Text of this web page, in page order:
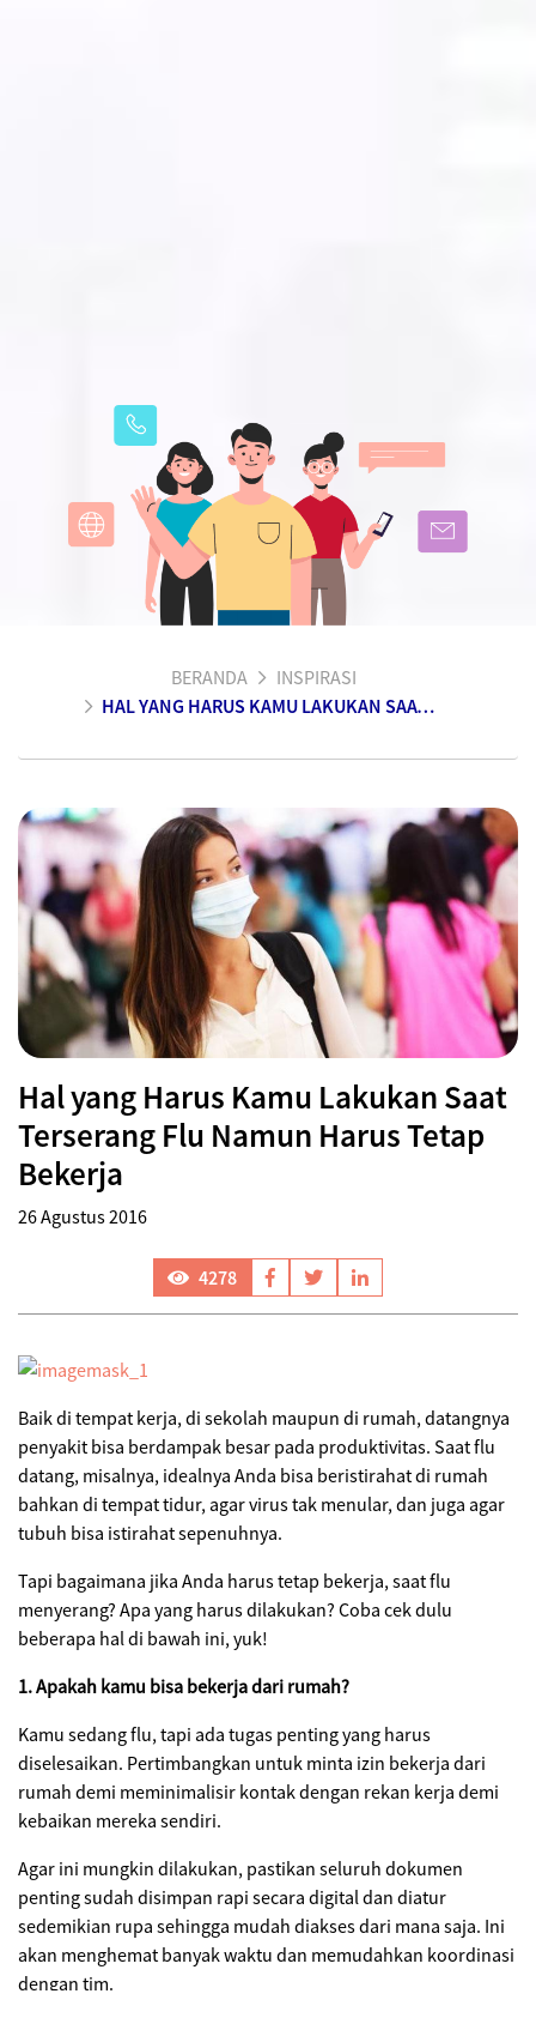
BERANDA
INSPIRASI
HAL YANG HARUS KAMU LAKUKAN SAAT TERSERANG FLU NAMUN HARUS TETAP BEKERJA
Hal yang Harus Kamu Lakukan Saat
Terserang Flu Namun Harus Tetap
Bekerja
26 Agustus 2016
4278
Baik di tempat kerja, di sekolah maupun di rumah, datangnya
penyakit bisa berdampak besar pada produktivitas. Saat flu
datang, misalnya, idealnya Anda bisa beristirahat di rumah
bahkan di tempat tidur, agar virus tak menular, dan juga agar
tubuh bisa istirahat sepenuhnya.
Tapi bagaimana jika Anda harus tetap bekerja, saat flu
menyerang? Apa yang harus dilakukan? Coba cek dulu
beberapa hal di bawah ini, yuk!
1. Apakah kamu bisa bekerja dari rumah?
Kamu sedang flu, tapi ada tugas penting yang harus
diselesaikan. Pertimbangkan untuk minta izin bekerja dari
rumah demi meminimalisir kontak dengan rekan kerja demi
kebaikan mereka sendiri.
Agar ini mungkin dilakukan, pastikan seluruh dokumen
penting sudah disimpan rapi secara digital dan diatur
sedemikian rupa sehingga mudah diakses dari mana saja. Ini
akan menghemat banyak waktu dan memudahkan koordinasi
dengan tim.